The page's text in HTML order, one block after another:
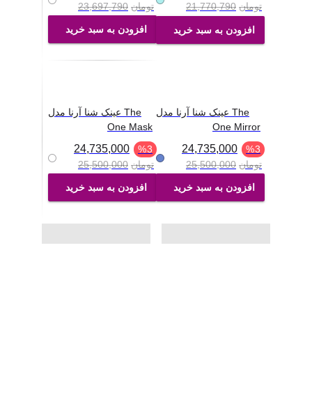
23,697,790 تومان
افزودن به سبد خرید
21,770,790 تومان
افزودن به سبد خرید
عینک شنا آرنا مدل The
One Mask
24,735,000 %3
25,500,000 تومان
افزودن به سبد خرید
عینک شنا آرنا مدل The
One Mirror
24,735,000 %3
25,500,000 تومان
افزودن به سبد خرید